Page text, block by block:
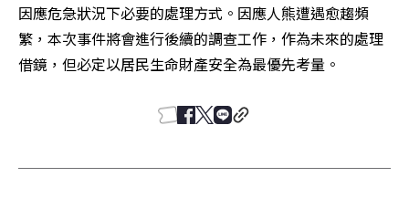
因應危急狀況下必要的處理方式。因應人熊遭遇愈趨頻
繁，本次事件將會進行後續的調查工作，作為未來的處理
借鏡，但必定以居民生命財產安全為最優先考量。